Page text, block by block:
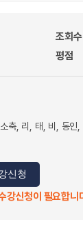
조회수
평점
, 리, 태, 비, 동
신청
강신청이 필요합니